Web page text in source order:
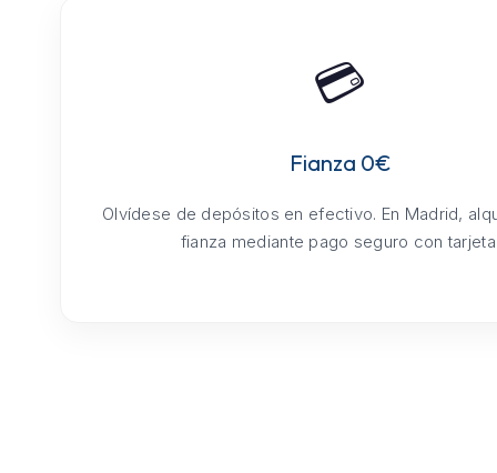
💳
Fianza 0€
Olvídese de depósitos en efectivo. En Madrid,
fianza mediante pago seguro con